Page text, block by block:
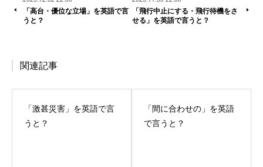
「高台・優位な立場」を英語で言
うと？
「飛行中止にする・飛行待機をさ
せる」を英語で言うと？
関連記事
「激甚災害」を英語で言
うと？
「間に合わせの」を英語
で言うと？